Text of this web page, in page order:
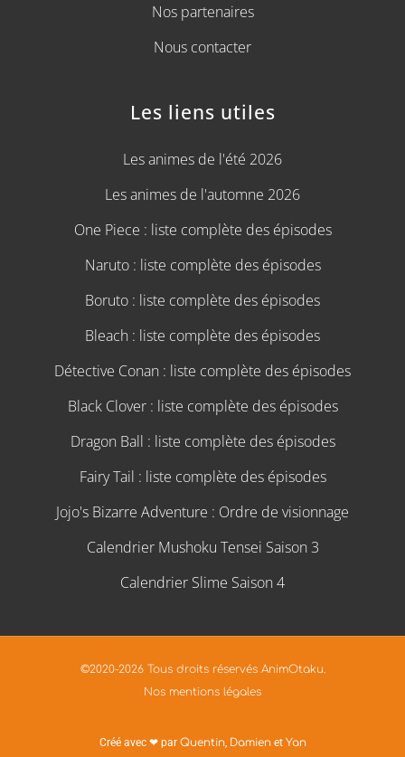
Nos partenaires
Nous contacter
Les liens utiles
Les animes de l'été 2026
Les animes de l'automne 2026
One Piece : liste complète des épisodes
Naruto : liste complète des épisodes
Boruto : liste complète des épisodes
Bleach : liste complète des épisodes
Détective Conan : liste complète des épisodes
Black Clover : liste complète des épisodes
Dragon Ball : liste complète des épisodes
Fairy Tail : liste complète des épisodes
Jojo's Bizarre Adventure : Ordre de visionnage
Calendrier Mushoku Tensei Saison 3
Calendrier Slime Saison 4
©2020-2026 Tous droits réservés AnimOtaku.
Nos mentions légales
Créé avec ❤ par Quentin, Damienet Yan